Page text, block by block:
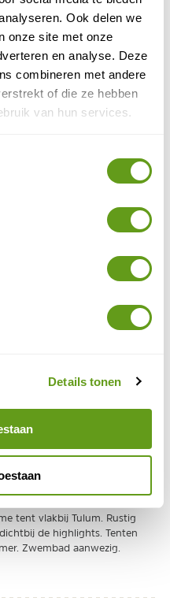
Ook delen we
onze site met onze
en analyse. Deze
combineren met andere
of die ze hebben
van hun services.
Details tonen
retreat
resort op een afgelegen plek
per boot bereikbaar is. Het eco-
van Mexico-Stad vind
strand van een ecoresort.
bij TUI, bekijk hun aanbod.
Mayan Glam
tent vlakbij Tulum. Rustig
de highlights. Tenten
Zwembad aanwezig.